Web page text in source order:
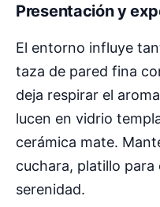
Presentación y
El entorno influye
taza de pared fina
deja respirar el
lucen en vidrio
cerámica mate.
cuchara, platillo
serenidad.